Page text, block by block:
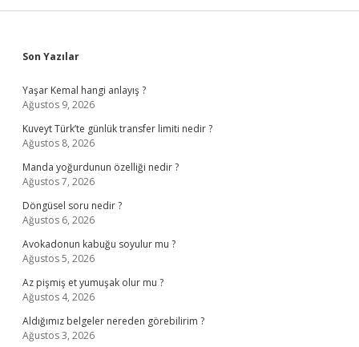
Sidebar
Son Yazılar
Yaşar Kemal hangi anlayış ?
Ağustos 9, 2026
Kuveyt Türk’te günlük transfer limiti nedir ?
Ağustos 8, 2026
Manda yoğurdunun özelliği nedir ?
Ağustos 7, 2026
Döngüsel soru nedir ?
Ağustos 6, 2026
Avokadonun kabuğu soyulur mu ?
Ağustos 5, 2026
Az pişmiş et yumuşak olur mu ?
Ağustos 4, 2026
Aldığımız belgeler nereden görebilirim ?
Ağustos 3, 2026